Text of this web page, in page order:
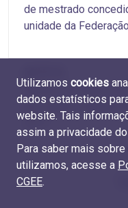
de mestrado
unidade da
Número de títulos
por região e grande
2017
Utilizamos cookies
dados estatísticos
website. Tais
assim a privacidade
Para saber mais
utilizamos, acesse a
CGEE.